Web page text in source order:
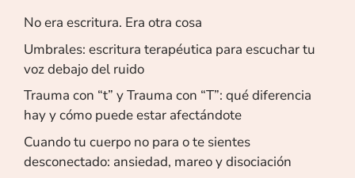
No era escritura. Era otra cosa
Umbrales: escritura terapéutica para escuchar tu
voz debajo del ruido
Trauma con “t” y Trauma con “T”: qué diferencia
hay y cómo puede estar afectándote
Cuando tu cuerpo no para o te sientes
desconectado: ansiedad, mareo y disociación